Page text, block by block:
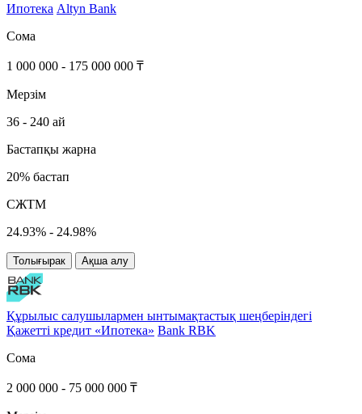
Ипотека Altyn Bank
Сома
1 000 000 - 175 000 000 ₸
Мерзім
36 - 240 ай
Бастапқы жарна
20% бастап
СЖТМ
24.93% - 24.98%
Толығырак Ақша алу
Құрылыс салушылармен ынтымақтастық шеңберіндегі
Қажетті кредит «Ипотека» Bank RBK
Сома
2 000 000 - 75 000 000 ₸